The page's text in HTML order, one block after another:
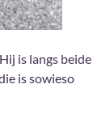
is langs beide
is sowieso